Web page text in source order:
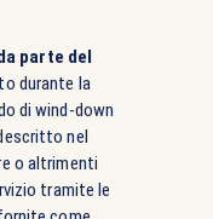
parte del
durante la
di wind-down
nel
o altrimenti
tramite le